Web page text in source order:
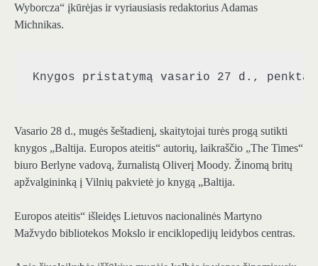
Wyborcza“ įkūrėjas ir vyriausiasis redaktorius Adamas
Michnikas.
Knygos pristatymą vasario 27 d.,
Vasario 28 d., mugės šeštadienį, skaitytojai turės progą sutikti
knygos „Baltija. Europos ateitis“ autorių, laikraščio „The Times“
biuro Berlyne vadovą, žurnalistą Oliverį Moody. Žinomą britų
apžvalgininką į Vilnių pakvietė jo knygą „Baltija.
Europos ateitis“ išleidęs Lietuvos nacionalinės Martyno
Mažvydo bibliotekos Mokslo ir enciklopedijų leidybos centras.